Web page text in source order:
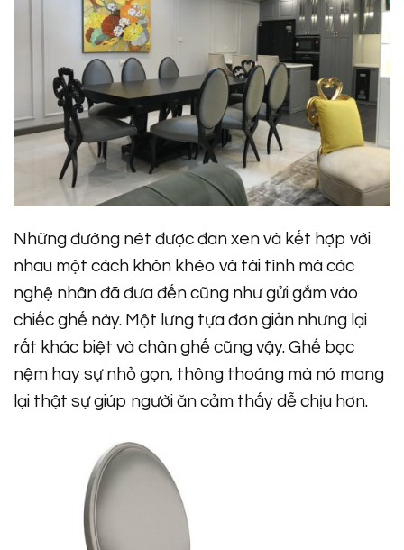
Những đường nét được đan xen và kết hợp với
nhau một cách khôn khéo và tài tình mà các
nghệ nhân đã đưa đến cũng như gửi gắm vào
chiếc ghế này. Một lưng tựa đơn giản nhưng lại
rất khác biệt và chân ghế cũng vậy. Ghế bọc
nệm hay sự nhỏ gọn, thông thoáng mà nó mang
lại thật sự giúp người ăn cảm thấy dễ chịu hơn.